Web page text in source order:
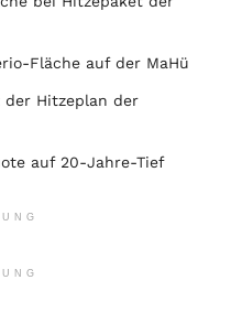
Fläche auf der MaHü
der Hitzeplan der
auf 20-Jahre-Tief